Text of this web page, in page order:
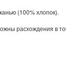
(100% хлопок).
расхождения в